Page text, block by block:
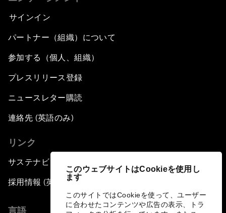
このウェブサイトはCookieを使用し
ます
このサイトではCookieを使って、ユーザー
に合わせたコンテンツや広告の表示、トラ
サインイン
パートナー（組織）について
参加する（個人、組織）
プレスリリース登録
ニュースレター購読
連絡先 (英語のみ)
リンク
サステナビリティへの取り組み
採用情報 (英語のみ)